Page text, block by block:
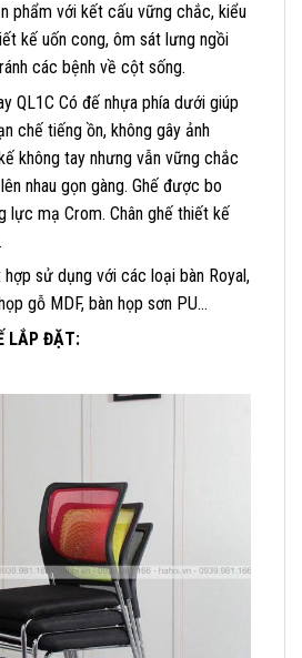
phẩm với kết cấu vững chắc, kiểu
kế uốn cong, ôm sát lưng ngồi
các bệnh về cột sống.
QL1C Có đế nhựa phía dưới giúp
chế tiếng ồn, không gây ảnh
không tay nhưng vẫn vững chắc
nhau gọn gàng. Ghế được bo
lực mạ Crom. Chân ghế thiết kế
sử dụng với các loại bàn Royal,
gỗ MDF, bàn họp sơn PU…
LẮP ĐẶT: